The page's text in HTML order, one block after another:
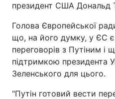
президент США Дональд
Голова Європейської
що, на його думку, у ЄС є
переговорів з Путіним і
підтримкою президента
Зеленського для цього.
"Путін готовий вести